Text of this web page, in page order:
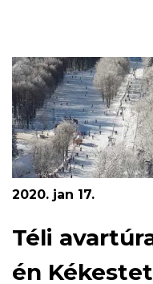
2020. jan 17.
Téli
én